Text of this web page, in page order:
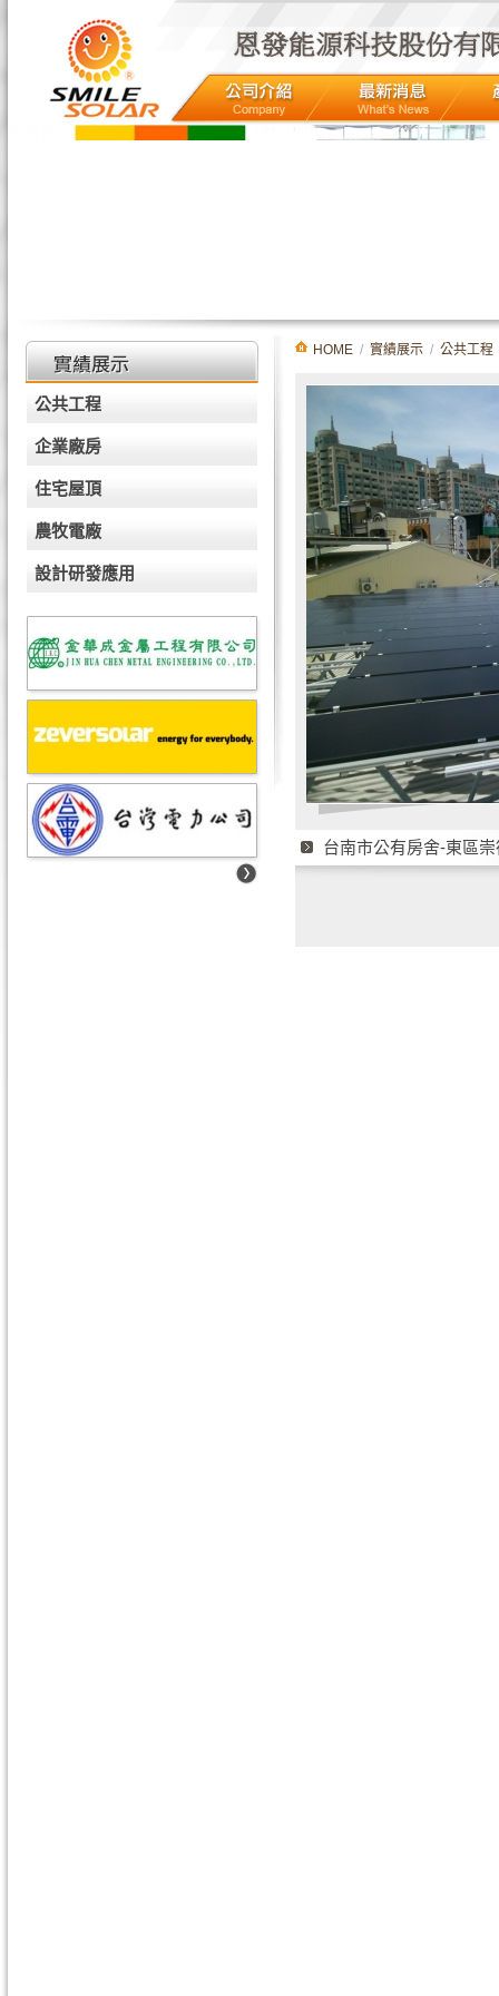
公共工程
企業廠房
住宅屋頂
農牧電廠
設計研發應用
HOME / 實績展示 / 公共工程
台南市公有房舍-東區